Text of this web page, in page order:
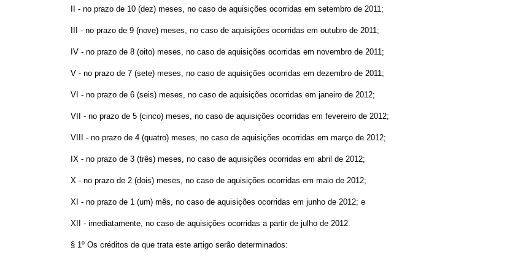
II - no prazo de 10 (dez) meses, no caso de aquisições ocorridas em setembro de 2011;
III - no prazo de 9 (nove) meses, no caso de aquisições ocorridas em outubro de 2011;
IV - no prazo de 8 (oito) meses, no caso de aquisições ocorridas em novembro de 2011;
V - no prazo de 7 (sete) meses, no caso de aquisições ocorridas em dezembro de 2011;
VI - no prazo de 6 (seis) meses, no caso de aquisições ocorridas em janeiro de 2012;
VII - no prazo de 5 (cinco) meses, no caso de aquisições ocorridas em fevereiro de 2012;
VIII - no prazo de 4 (quatro) meses, no caso de aquisições ocorridas em março de 2012;
IX - no prazo de 3 (três) meses, no caso de aquisições ocorridas em abril de 2012;
X - no prazo de 2 (dois) meses, no caso de aquisições ocorridas em maio de 2012;
XI - no prazo de 1 (um) mês, no caso de aquisições ocorridas em junho de 2012; e
XII - imediatamente, no caso de aquisições ocorridas a partir de julho de 2012.
§ 1º Os créditos de que trata este artigo serão determinados: